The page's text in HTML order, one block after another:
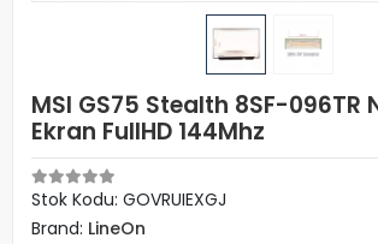
MSI GS75 Stealth 8SF-096TR
Ekran FullHD 144Mhz
Stok Kodu: GOVRUIEXGJ
Brand: LineOn